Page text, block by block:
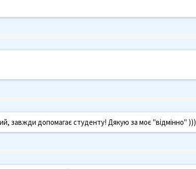
завжди допомагає студенту! Дякую за моє "відмінно" )))